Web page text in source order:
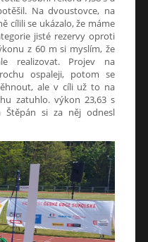
Na dvoustovce, na
cílili se ukázalo, že máme
jisté rezervy oproti
z 60 m si myslím, že
realizovat. Projev na
ospaleji, potom se
ale v cíli už to na
zatuhlo. výkon 23,63 s
Štěpán si za něj odnesl